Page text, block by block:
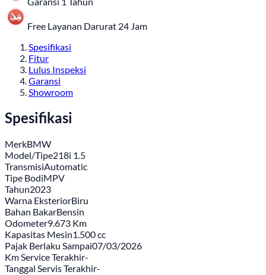
Free Layanan Darurat 24 Jam
Spesifikasi
Fitur
Lulus Inspeksi
Garansi
Showroom
Spesifikasi
MerkBMW
Model/Tipe218i 1.5
TransmisiAutomatic
Tipe BodiMPV
Tahun2023
Warna EksteriorBiru
Bahan BakarBensin
Odometer9.673 Km
Kapasitas Mesin1.500 cc
Pajak Berlaku Sampai07/03/2026
Km Service Terakhir-
Tanggal Servis Terakhir-